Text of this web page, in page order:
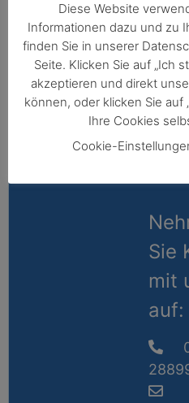
Sie
mit
auf:
Diese Website
Informationen dazu und zu
finden Sie in unserer
Seite. Klicken Sie auf „Ich
akzeptieren und direkt
können, oder klicken Sie auf
Ihre Cookies
Cookie-